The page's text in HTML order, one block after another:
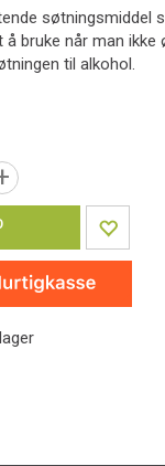
søtningsmiddel
å bruke når man
til alkohol.